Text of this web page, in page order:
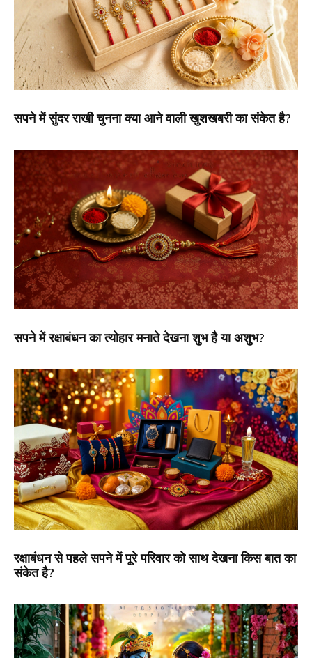
सपने में सुंदर राखी चुनना क्या आने वाली खुशखबरी का संकेत है?
सपने में रक्षाबंधन का त्योहार मनाते देखना शुभ है या अशुभ?
रक्षाबंधन से पहले सपने में पूरे परिवार को साथ देखना किस बात का
संकेत है?